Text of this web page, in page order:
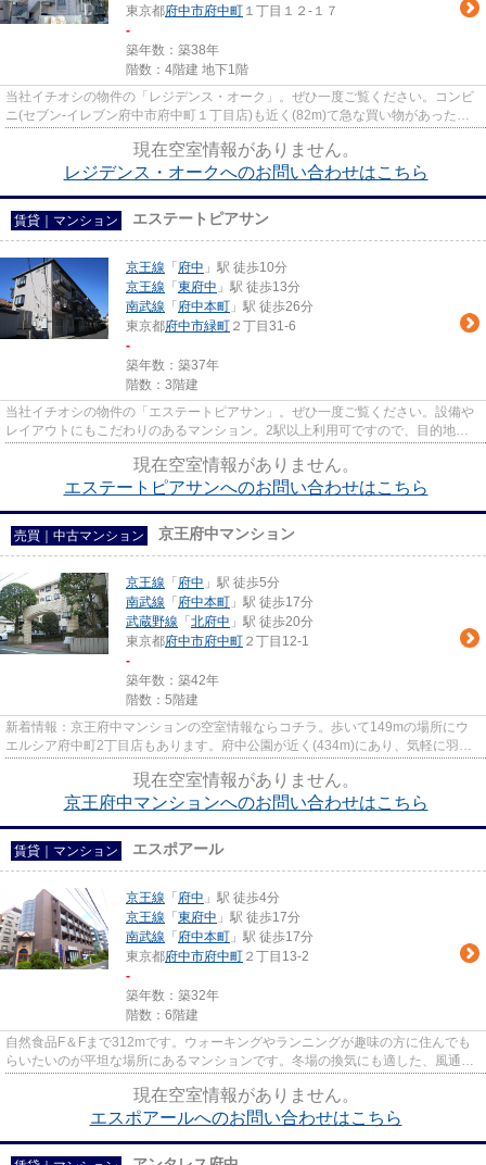
東京都府中市府中町 １丁目１２-１７
-
築年数：築38年
階数：4階建 地下1階
当社イチオシの物件の「レジデンス・オーク」。ぜひ一度ご覧ください。コンビ
ニ(セブン-イレブン府中市府中町１丁目店)も近く(82m)て急な買い物があった時
現在空室情報がありません。
レジデンス・オークへのお問い合わせはこちら
賃貸｜マンション エステートピアサン
京王線 「 府中 」駅 徒歩10分
京王線 「 東府中 」駅 徒歩13分
南武線 「 府中本町 」駅 徒歩26分
東京都府中市緑町 ２丁目31-6
-
築年数：築37年
階数：3階建
当社イチオシの物件の「エステートピアサン」。ぜひ一度ご覧ください。設備や
レイアウトにもこだわりのあるマンション。2駅以上利用可ですので、目的地別
現在空室情報がありません。
エステートピアサンへのお問い合わせはこちら
売買｜中古マンション 京王府中マンション
京王線 「 府中 」駅 徒歩5分
南武線 「 府中本町 」駅 徒歩17分
武蔵野線 「 北府中 」駅 徒歩20分
東京都府中市府中町 ２丁目12-1
-
築年数：築42年
階数：5階建
新着情報：京王府中マンションの空室情報ならコチラ。歩いて149mの場所にウ
エルシア府中町2丁目店もあります。府中公園が近く(434m)にあり、気軽に羽を
現在空室情報がありません。
京王府中マンションへのお問い合わせはこちら
賃貸｜マンション エスポアール
京王線 「 府中 」駅 徒歩4分
京王線 「 東府中 」駅 徒歩17分
南武線 「 府中本町 」駅 徒歩17分
東京都府中市府中町 ２丁目13-2
-
築年数：築32年
階数：6階建
自然食品F＆Fまで312mです。ウォーキングやランニングが趣味の方に住んでも
らいたいのが平坦な場所にあるマンションです。冬場の換気にも適した、風通し
現在空室情報がありません。
エスポアールへのお問い合わせはこちら